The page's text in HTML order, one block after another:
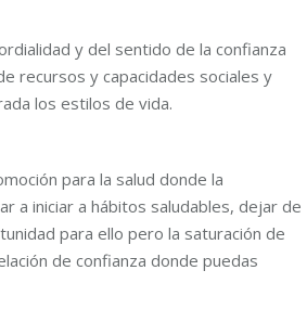
y del sentido de la confianza
recursos y capacidades sociales y
los estilos de vida.
para la salud donde la
a iniciar a hábitos saludables, dejar de
para ello pero la saturación de
de confianza donde puedas